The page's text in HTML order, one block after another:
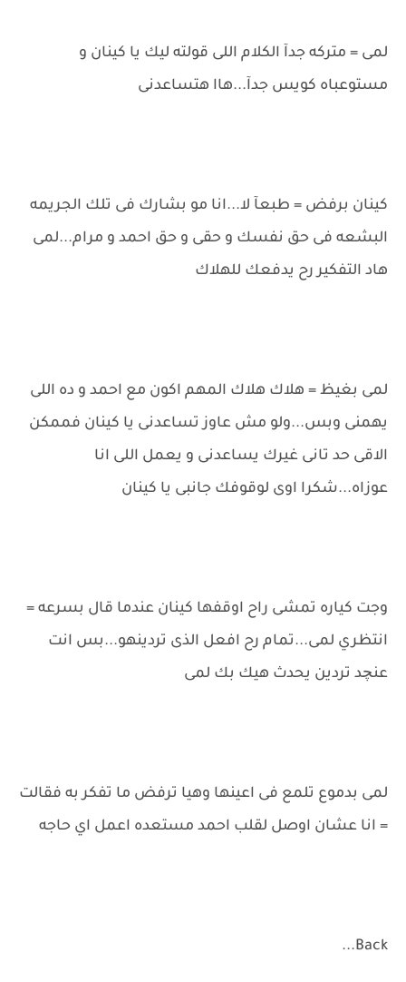
لمى = متركه جدآ الكلام اللى قولته ليك يا كينان و
مستوعباه كويس جدآ...هاا هتساعدنى
كينان برفض = طبعآ لا...انا مو بشارك فى تلك الجريمه
البشعه فى حق نفسك و حقى و حق احمد و مرام...لمى
هاد التفكير رح يدفعك للهلاك
لمى بغيظ = هلاك هلاك المهم اكون مع احمد و ده اللى
يهمنى وبس...ولو مش عاوز تساعدنى يا كينان فممكن
الاقى حد تانى غيرك يساعدنى و يعمل اللى انا
عوزاه...شكرا اوى لوقوفك جانبى يا كينان
وجت كياره تمشى راح اوقفها كينان عندما قال بسرعه =
انتظري لمى...تمام رح افعل الذى تردينهو...بس انت
عنچد تردين يحدث هيك بك لمى
لمى بدموع تلمع فى اعينها وهيا ترفض ما تفكر به فقالت
= انا عشان اوصل لقلب احمد مستعده اعمل اي حاجه
Back...